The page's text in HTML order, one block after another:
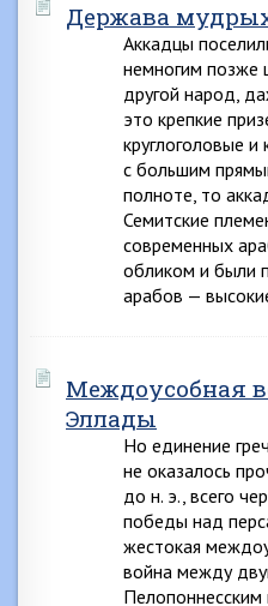
Держава
Аккадцы
немногим позже
другой народ,
это крепкие
круглоголовые и
с большим
полноте, то
Семитские
современных
обликом и были
арабов —
Междоусобная
Эллады
Но единение
не оказалось
до н. э., всего
победы над
жестокая
война между
Пелопоннесским